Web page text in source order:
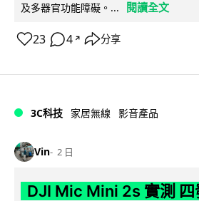
及多器官功能障礙。...
閱讀全文
23 4 ↗ 分享
3C科技 家居無線 影音產品
Vin 2 日
DJI Mic Mini 2s 實測 四